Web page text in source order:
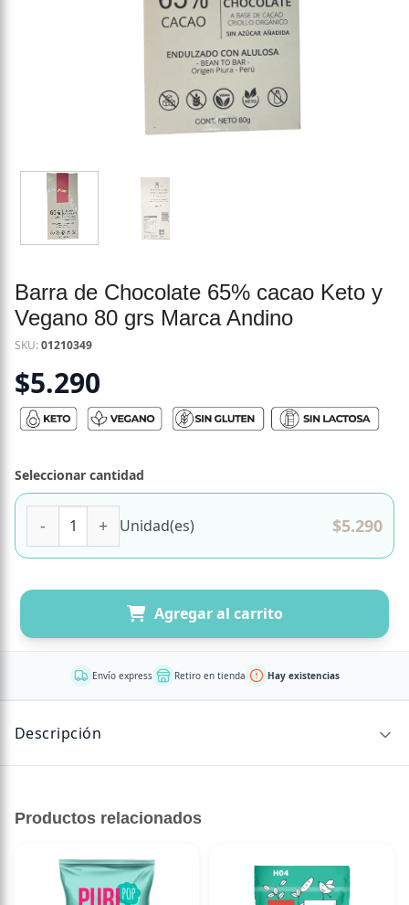
Barra de Chocolate 65% cacao Keto y
Vegano 80 grs Marca Andino
SKU:01210349
$5.290
Seleccionar cantidad
Unidad(es) $5.290
Agregar al carrito
Envío express Retiro en tienda Hay existencias
Descripción
sellos y sin lactosa.
Productos relacionados